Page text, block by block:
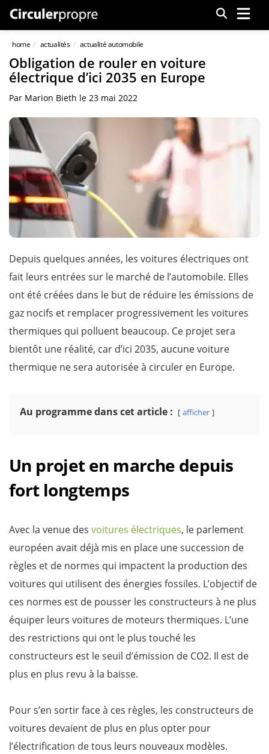
Menu
home actualités actualité automobile
Obligation de rouler en voiture
électrique d’ici 2035 en Europe
Par Marion Bieth le 23 mai 2022
Depuis quelques années, les voitures électriques ont
fait leurs entrées sur le marché de l’automobile. Elles
ont été créées dans le but de réduire les émissions de
gaz nocifs et remplacer progressivement les voitures
thermiques qui polluent beaucoup. Ce projet sera
bientôt une réalité, car d’ici 2035, aucune voiture
thermique ne sera autorisée à circuler en Europe.
Au programme dans cet article : afficher
Un projet en marche depuis
fort longtemps
Avec la venue des voitures électriques, le parlement
européen avait déjà mis en place une succession de
règles et de normes qui impactent la production des
voitures qui utilisent des énergies fossiles. L’objectif de
ces normes est de pousser les constructeurs à ne plus
équiper leurs voitures de moteurs thermiques. L’une
des restrictions qui ont le plus touché les
constructeurs est le seuil d’émission de CO2. Il est de
plus en plus revu à la baisse.
Pour s’en sortir face à ces règles, les constructeurs de
voitures devaient de plus en plus opter pour
l’électrification de tous leurs nouveaux modèles.